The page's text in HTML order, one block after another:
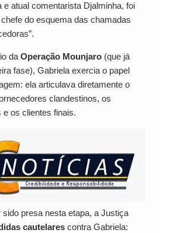
e atual comentarista Djalminha, foi
do esquema das chamadas
da Operação Mounjaro(que já
fase), Gabriela exercia o papel
ela articulava diretamente o
clandestinos, os
e os clientes finais.
sido presa nesta etapa, a Justiça
cautelarescontra Gabriela: